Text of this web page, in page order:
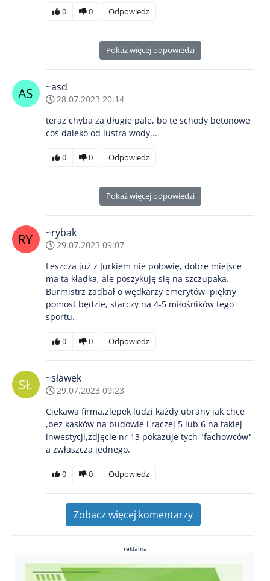
0 0 Odpowiedz
Pokaż więcej odpowiedzi
~asd
28.07.2023 20:14
teraz chyba za długie pale, bo te schody betonowe
coś daleko od lustra wody...
0 0 Odpowiedz
Pokaż więcej odpowiedzi
~rybak
29.07.2023 09:07
Leszcza już z Jurkiem nie połowię, dobre miejsce
ma ta kładka, ale poszykuję się na szczupaka.
Burmistrz zadbał o wędkarzy emerytów, piękny
pomost będzie, starczy na 4-5 miłośników tego
sportu.
0 0 Odpowiedz
~sławek
29.07.2023 09:23
Ciekawa firma,zlepek ludzi każdy ubrany jak chce
,bez kasków na budowie i raczej 5 lub 6 na takiej
inwestycji,zdjęcie nr 13 pokazuje tych "fachowców"
a zwłaszcza jednego.
0 0 Odpowiedz
Zobacz więcej komentarzy
reklama